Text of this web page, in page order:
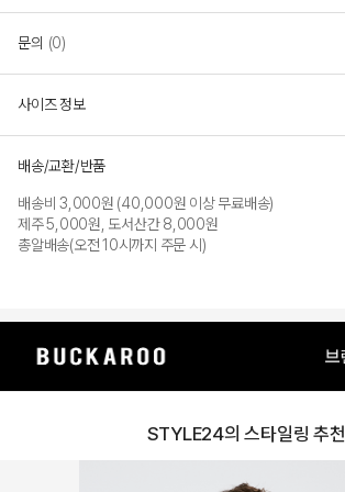
문의 (0)
사이즈 정보
배송/교환/반품
배송비 3,000원 (40,000원 이상 무료배송)
제주 5,000원, 도서산간 8,000원
총알배송(오전 10시까지 주문 시)
STYLE24의 스타일링 추천